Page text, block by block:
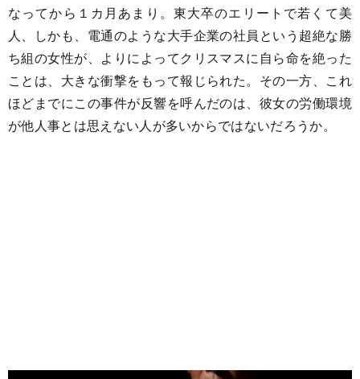
なってから１カ月あまり。東大卒のエリートで若くて美
人、しかも、電通のような大手企業の社員という超絶な勝
ち組の女性が、よりによってクリスマスに自ら命を絶った
ことは、大きな衝撃をもって報じられた。その一方、これ
ほどまでにこの事件が反響を呼んだのは、彼女の労働環境
が他人事とは思えない人が多いからではないだろうか。